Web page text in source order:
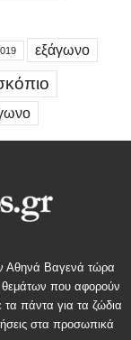
εξάγωνο
Αθηνά Βαγενά τώρα
θεμάτων που αφορούν
πάντα για τα ζώδια
στα προσωπικά